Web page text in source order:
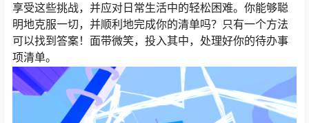
享受这些挑战，并应对日常生活中的轻松困难。你能够聪
明地克服一切，并顺利地完成你的清单吗？只有一个方法
可以找到答案！面带微笑，投入其中，处理好你的待办事
项清单。